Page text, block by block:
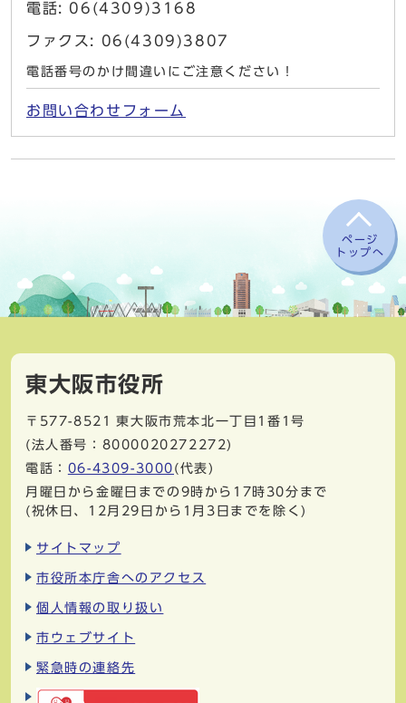
電話: 06(4309)3168
ファクス: 06(4309)3807
電話番号のかけ間違いにご注意ください！
お問い合わせフォーム
ページ
トップへ
東大阪市役所
〒577-8521
東大阪市荒本北一丁目1番1号
(法人番号：8000020272272)
電話： 06-4309-3000 (代表)
月曜日から金曜日までの9時から17時30分まで
(祝休日、12月29日から1月3日までを除く)
サイトマップ
市役所本庁舎へのアクセス
個人情報の取り扱い
市ウェブサイト
緊急時の連絡先